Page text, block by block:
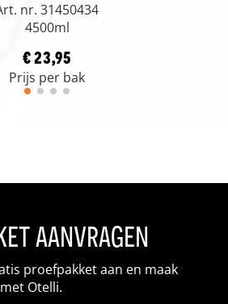
nr. 31450434
4500ml
€ 23,95
Prijs per bak
aanvragen
proefpakket aan en maak
Otelli.